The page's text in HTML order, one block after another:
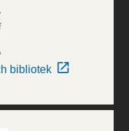
bibliotek